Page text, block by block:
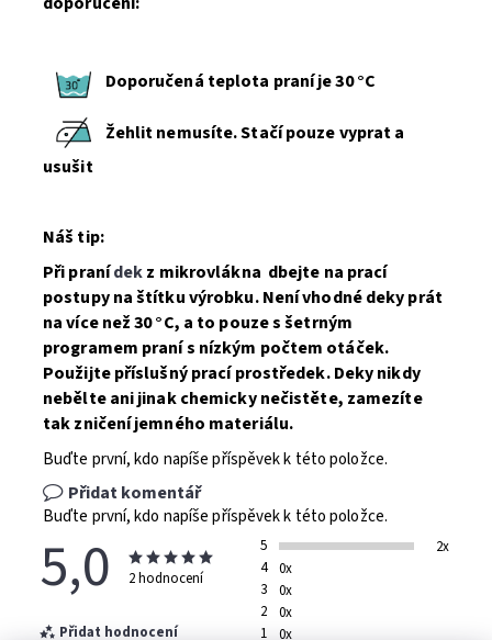
Doporučená teplota praní je 30 °C
Žehlit nemusíte. Stačí pouze vyprat a
usušit
Náš tip:
Při pranídekz mikrovlákna dbejte na prací
postupy na štítku výrobku.Není vhodné deky prát
na více než 30 °C, a to pouze s šetrným
programem praní s nízkým počtem otáček.
Použijte příslušný prací prostředek. Deky nikdy
nebělte ani jinak chemicky nečistěte, zamezíte
tak zničení jemného materiálu.
Buďte první, kdo napíše příspěvek k této položce.
Přidat komentář
Buďte první, kdo napíše příspěvek k této položce.
5,0 2 hodnocení
Přidat hodnocení
5
2x
4
0x
3
0x
2
0x
1
0x